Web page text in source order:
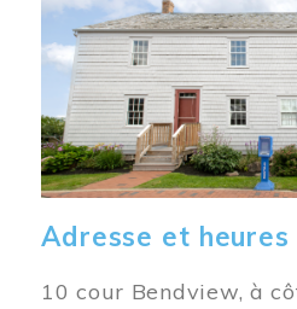
Adresse et heures
10 cour Bendview, à